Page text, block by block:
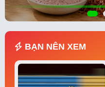
BẠN NÊN XEM